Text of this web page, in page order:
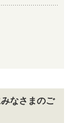
なさまのご